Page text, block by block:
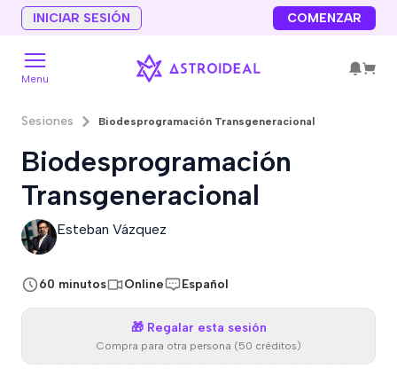
INICIAR SESIÓN COMENZAR
Menu
Sesiones Biodesprogramación Transgeneracional
Biodesprogramación
Transgeneracional
Esteban Vázquez
60 minutos Online Español
🎁 Regalar esta sesión
Compra para otra persona (50 créditos)